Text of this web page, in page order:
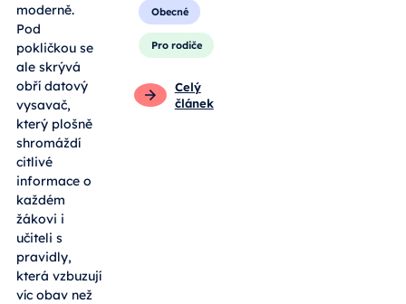
moderně.
Pod
pokličkou se
ale skrývá
obří datový
vysavač,
který plošně
shromáždí
citlivé
informace o
každém
žákovi i
učiteli s
pravidly,
která vzbuzují
víc obav než
Obecné
Pro rodiče
Celý
článek